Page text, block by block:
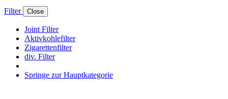
Filter Close
Joint Filter
Aktivkohlefilter
Zigarettenfilter
div. Filter
Springe zur Hauptkategorie